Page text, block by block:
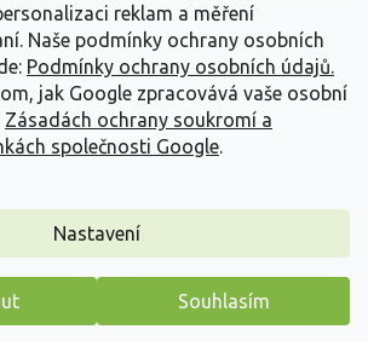
reklam a měření
Naše podmínky ochrany osobních
Podmínky ochrany osobních údajů.
jak Google zpracovává vaše osobní
Zásadách ochrany soukromí a
společnosti Google.
Nastavení
Souhlasím
Vytvořil Shoptet
Spomyšl. Všechna práva
vyhrazena.
Máme pro vás malý dárek